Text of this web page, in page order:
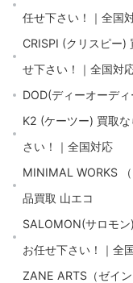
任せ下さい！｜全国
CRISPI (クリスピー)
せ下さい！｜全国対
DOD(ディーオーデ
K2 (ケーツー) 買取
さい！｜全国対応
MINIMAL WORKS
品買取 山エコ
SALOMON(サロモ
お任せ下さい！｜全
ZANE ARTS（ゼイ